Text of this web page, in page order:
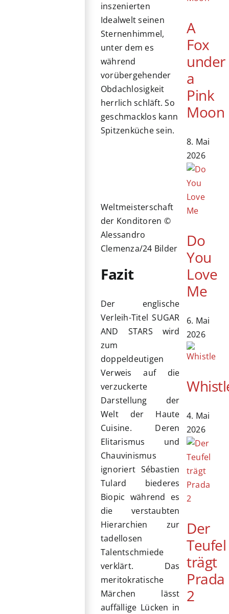
inszenierten
Idealwelt seinen
Sternenhimmel,
unter dem es
während
vorübergehender
Obdachlosigkeit
herrlich schläft. So
geschmacklos kann
Spitzenküche sein.
Weltmeisterschaft
der Konditoren ©
Alessandro
Clemenza/24 Bilder
Fazit
Der englische
Verleih-Titel SUGAR
AND STARS wird
zum
doppeldeutigen
Verweis auf die
verzuckerte
Darstellung der
Welt der Haute
Cuisine. Deren
Elitarismus und
Chauvinismus
ignoriert Sébastien
Tulard biederes
Biopic während es
die verstaubten
Hierarchien zur
tadellosen
Talentschmiede
verklärt. Das
meritokratische
Märchen lässt
auffällige Lücken in
A
Fox
under
a
Pink
Moon
8. Mai
2026
Do
You
Love
Me
6. Mai
2026
4. Mai
2026
Der
Teufel
trägt
Prada
2